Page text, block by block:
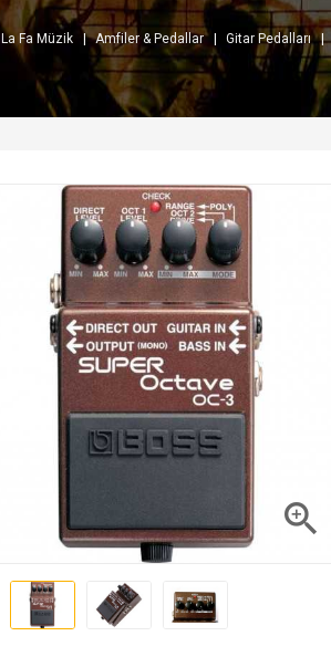
La Fa Müzik Amfiler & Pedallar Gitar Pedalları
